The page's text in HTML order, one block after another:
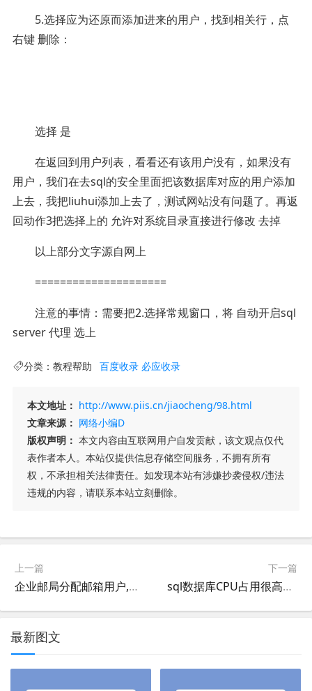
5.选择应为还原而添加进来的用户，找到相关行，点
右键 删除：
选择 是
在返回到用户列表，看看还有该用户没有，如果没有
用户，我们在去sql的安全里面把该数据库对应的用户添加
上去，我把liuhui添加上去了，测试网站没有问题了。再返
回动作3把选择上的 允许对系统目录直接进行修改 去掉
以上部分文字源自网上
=====================
注意的事情：需要把2.选择常规窗口，将 自动开启sql
server 代理 选上
分类： 教程帮助 百度收录 必应收录
本文地址： http://www.piis.cn/jiaocheng/98.html
文章来源： 网络小编D
版权声明： 本文内容由互联网用户自发贡献，该文观点仅代
表作者本人。本站仅提供信息存储空间服务，不拥有所有
权，不承担相关法律责任。如发现本站有涉嫌抄袭侵权/违法
违规的内容，请联系本站立刻删除。
上一篇
企业邮局分配邮箱用户,企业邮箱划分子邮箱用户
下一篇
sql数据库CPU占用很高的处理方法(SQL CPU100%的处理方法)
最新图文